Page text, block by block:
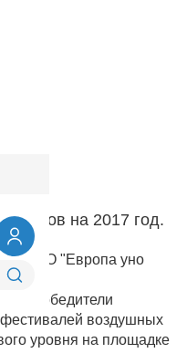
на 2017 год.
ЗАО "Европа уно
победители
воздушных
уровня на площадке